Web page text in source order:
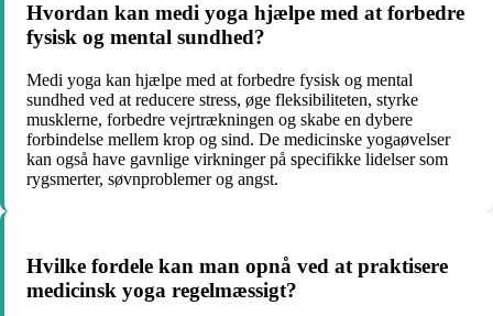
Hvordan kan medi yoga hjælpe med at forbedre
fysisk og mental sundhed?
Medi yoga kan hjælpe med at forbedre fysisk og mental
sundhed ved at reducere stress, øge fleksibiliteten, styrke
musklerne, forbedre vejrtrækningen og skabe en dybere
forbindelse mellem krop og sind. De medicinske yogaøvelser
kan også have gavnlige virkninger på specifikke lidelser som
rygsmerter, søvnproblemer og angst.
Hvilke fordele kan man opnå ved at praktisere
medicinsk yoga regelmæssigt?